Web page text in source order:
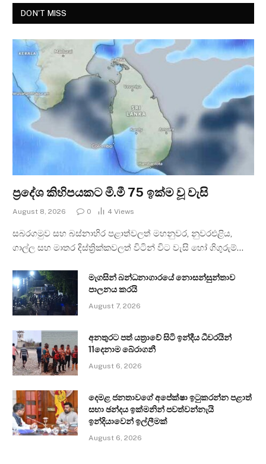
DON'T MISS
ප්‍රදේශ කිහිපයකට මි.මී 75 ඉක්ම වූ වැසි
August 8, 2026 0 4 Views
සබරගමුව සහ බස්නාහිර පළාත්වලත් මහනුවර, නුවරඑළිය,
ගාල්ල සහ මාතර දිස්ත්‍රික්කවලත් විටින් විට වැසි හෝ ගිගුරුම්…
මැගසින් බන්ධනාගාරයේ නොසන්සුන්තාව
පාලනය කරයි
August 7, 2026
අනතුරට පත් යත්‍රාවේ සිටි ඉන්දීය ධීවරයින්
11දෙනාම බේරාගනී
August 6, 2026
දෙමළ ජනතාවගේ අපේක්ෂා ඉටුකරන්න පළාත්
සභා ඡන්දය ඉක්මනින් පවත්වන්නැයි
ඉන්දියාවෙන් ඉල්ලීමක්
August 6, 2026